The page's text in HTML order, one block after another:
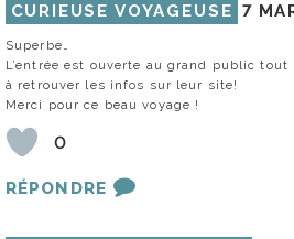
CURIEUSE VOYAGEUSE 7
Superbe…
L’entrée est ouverte au grand public tout
à retrouver les infos sur leur site!
Merci pour ce beau voyage !
0
RÉPONDRE